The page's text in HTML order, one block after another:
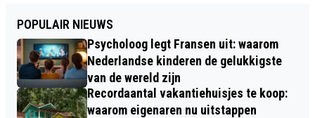
POPULAIR NIEUWS
Psycholoog legt Fransen uit: waarom
Nederlandse kinderen de gelukkigste
van de wereld zijn
Recordaantal vakantiehuisjes te koop:
waarom eigenaren nu uitstappen